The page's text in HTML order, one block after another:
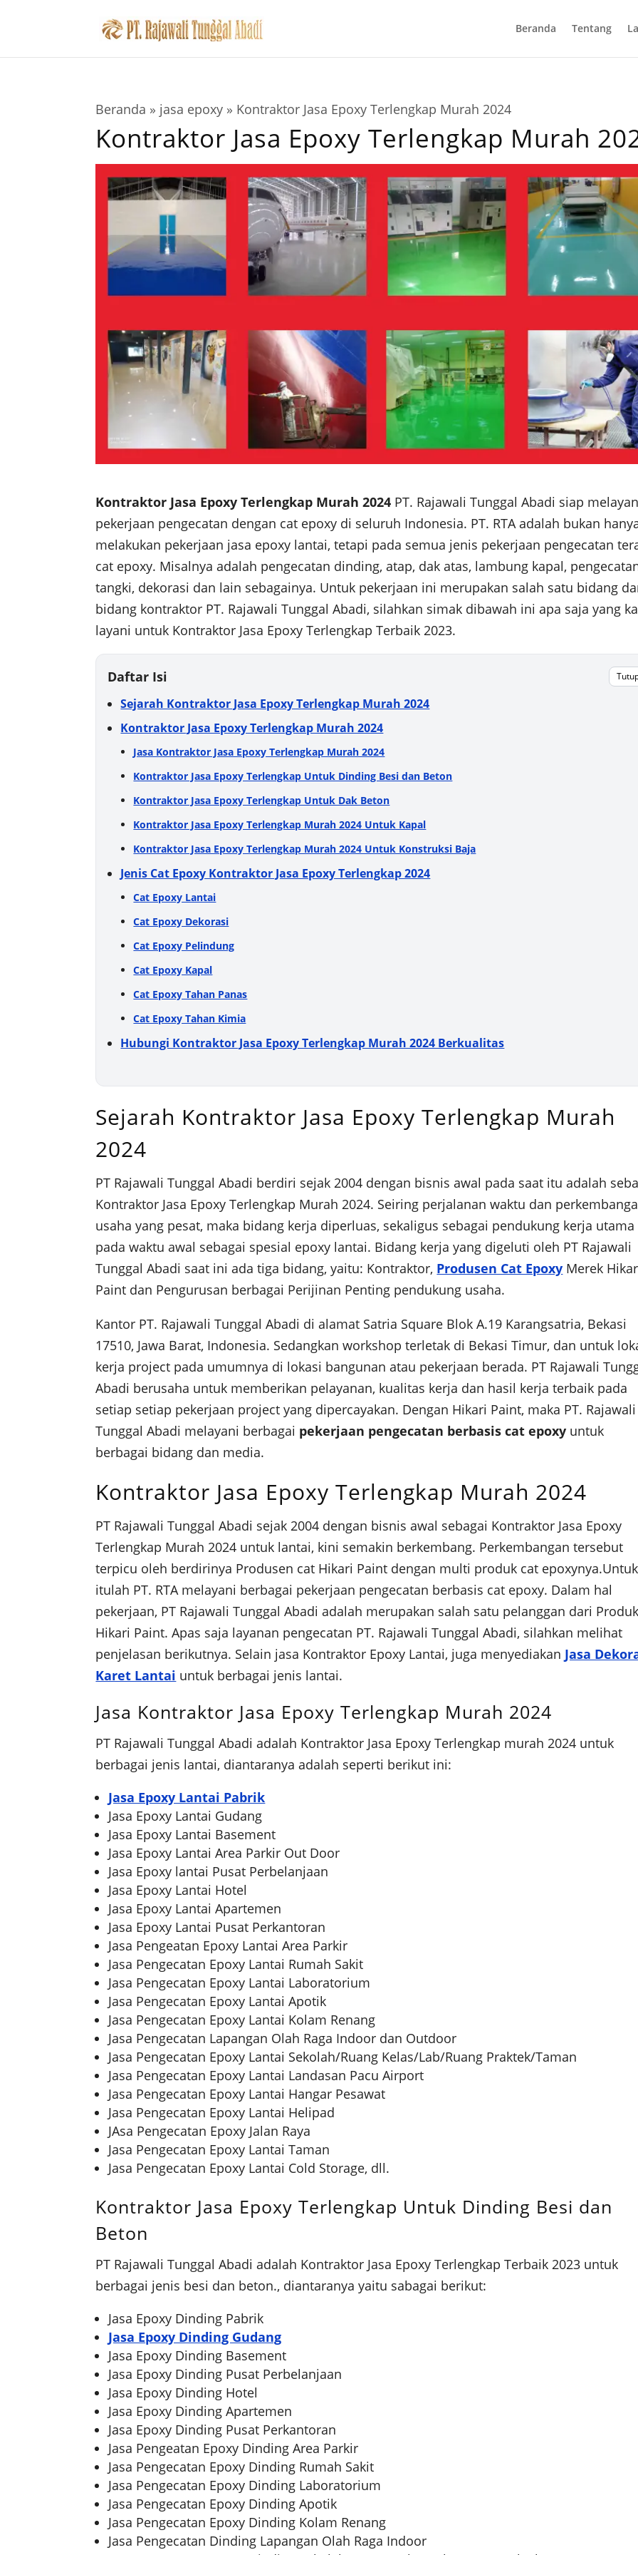
Beranda Tentang
Beranda » jasa epoxy » Kontraktor Jasa Epoxy Terlengkap Murah 2024
Kontraktor Jasa Epoxy Terlengkap Murah
Kontraktor Jasa Epoxy Terlengkap Murah 2024 PT. Rajawali Tunggal Abadi siap
pekerjaan pengecatan dengan cat epoxy di seluruh Indonesia. PT. RTA adalah bukan
melakukan pekerjaan jasa epoxy lantai, tetapi pada semua jenis pekerjaan pengecatan
cat epoxy. Misalnya adalah pengecatan dinding, atap, dak atas, lambung kapal,
tangki, dekorasi dan lain sebagainya. Untuk pekerjaan ini merupakan salah satu bidang
bidang kontraktor PT. Rajawali Tunggal Abadi, silahkan simak dibawah ini apa saja yang
layani untuk Kontraktor Jasa Epoxy Terlengkap Terbaik 2023.
Daftar Isi
Sejarah Kontraktor Jasa Epoxy Terlengkap Murah 2024
Kontraktor Jasa Epoxy Terlengkap Murah 2024
Jasa Kontraktor Jasa Epoxy Terlengkap Murah 2024
Kontraktor Jasa Epoxy Terlengkap Untuk Dinding Besi dan Beton
Kontraktor Jasa Epoxy Terlengkap Untuk Dak Beton
Kontraktor Jasa Epoxy Terlengkap Murah 2024 Untuk Kapal
Kontraktor Jasa Epoxy Terlengkap Murah 2024 Untuk Konstruksi Baja
Jenis Cat Epoxy Kontraktor Jasa Epoxy Terlengkap 2024
Cat Epoxy Lantai
Cat Epoxy Dekorasi
Cat Epoxy Pelindung
Cat Epoxy Kapal
Cat Epoxy Tahan Panas
Cat Epoxy Tahan Kimia
Hubungi Kontraktor Jasa Epoxy Terlengkap Murah 2024 Berkualitas
Sejarah Kontraktor Jasa Epoxy Terlengkap Murah
2024
PT Rajawali Tunggal Abadi berdiri sejak 2004 dengan bisnis awal pada saat itu adalah
Kontraktor Jasa Epoxy Terlengkap Murah 2024. Seiring perjalanan waktu dan
usaha yang pesat, maka bidang kerja diperluas, sekaligus sebagai pendukung kerja utama
pada waktu awal sebagai spesial epoxy lantai. Bidang kerja yang digeluti oleh PT Rajawali
Tunggal Abadi saat ini ada tiga bidang, yaitu: Kontraktor, Produsen Cat Epoxy Merek
Paint dan Pengurusan berbagai Perijinan Penting pendukung usaha.
Kantor PT. Rajawali Tunggal Abadi di alamat Satria Square Blok A.19 Karangsatria, Bekasi
17510, Jawa Barat, Indonesia. Sedangkan workshop terletak di Bekasi Timur, dan untuk
kerja project pada umumnya di lokasi bangunan atau pekerjaan berada. PT Rajawali
Abadi berusaha untuk memberikan pelayanan, kualitas kerja dan hasil kerja terbaik pada
setiap setiap pekerjaan project yang dipercayakan. Dengan Hikari Paint, maka PT. Rajawali
Tunggal Abadi melayani berbagai pekerjaan pengecatan berbasis cat epoxy untuk
berbagai bidang dan media.
Kontraktor Jasa Epoxy Terlengkap Murah 2024
PT Rajawali Tunggal Abadi sejak 2004 dengan bisnis awal sebagai Kontraktor Jasa Epoxy
Terlengkap Murah 2024 untuk lantai, kini semakin berkembang. Perkembangan tersebut
terpicu oleh berdirinya Produsen cat Hikari Paint dengan multi produk cat epoxynya.Untuk
itulah PT. RTA melayani berbagai pekerjaan pengecatan berbasis cat epoxy. Dalam hal
pekerjaan, PT Rajawali Tunggal Abadi adalah merupakan salah satu pelanggan dari Produk
Hikari Paint. Apas saja layanan pengecatan PT. Rajawali Tunggal Abadi, silahkan melihat
penjelasan berikutnya. Selain jasa Kontraktor Epoxy Lantai, juga menyediakan Jasa
Karet Lantai untuk berbagai jenis lantai.
Jasa Kontraktor Jasa Epoxy Terlengkap Murah 2024
PT Rajawali Tunggal Abadi adalah Kontraktor Jasa Epoxy Terlengkap murah 2024 untuk
berbagai jenis lantai, diantaranya adalah seperti berikut ini:
Jasa Epoxy Lantai Pabrik
Jasa Epoxy Lantai Gudang
Jasa Epoxy Lantai Basement
Jasa Epoxy Lantai Area Parkir Out Door
Jasa Epoxy lantai Pusat Perbelanjaan
Jasa Epoxy Lantai Hotel
Jasa Epoxy Lantai Apartemen
Jasa Epoxy Lantai Pusat Perkantoran
Jasa Pengeatan Epoxy Lantai Area Parkir
Jasa Pengecatan Epoxy Lantai Rumah Sakit
Jasa Pengecatan Epoxy Lantai Laboratorium
Jasa Pengecatan Epoxy Lantai Apotik
Jasa Pengecatan Epoxy Lantai Kolam Renang
Jasa Pengecatan Lapangan Olah Raga Indoor dan Outdoor
Jasa Pengecatan Epoxy Lantai Sekolah/Ruang Kelas/Lab/Ruang Praktek/Taman
Jasa Pengecatan Epoxy Lantai Landasan Pacu Airport
Jasa Pengecatan Epoxy Lantai Hangar Pesawat
Jasa Pengecatan Epoxy Lantai Helipad
JAsa Pengecatan Epoxy Jalan Raya
Jasa Pengecatan Epoxy Lantai Taman
Jasa Pengecatan Epoxy Lantai Cold Storage, dll.
Kontraktor Jasa Epoxy Terlengkap Untuk Dinding Besi dan
Beton
PT Rajawali Tunggal Abadi adalah Kontraktor Jasa Epoxy Terlengkap Terbaik 2023 untuk
berbagai jenis besi dan beton., diantaranya yaitu sabagai berikut:
Jasa Epoxy Dinding Pabrik
Jasa Epoxy Dinding Gudang
Jasa Epoxy Dinding Basement
Jasa Epoxy Dinding Pusat Perbelanjaan
Jasa Epoxy Dinding Hotel
Jasa Epoxy Dinding Apartemen
Jasa Epoxy Dinding Pusat Perkantoran
Jasa Pengeatan Epoxy Dinding Area Parkir
Jasa Pengecatan Epoxy Dinding Rumah Sakit
Jasa Pengecatan Epoxy Dinding Laboratorium
Jasa Pengecatan Epoxy Dinding Apotik
Jasa Pengecatan Epoxy Dinding Kolam Renang
Jasa Pengecatan Dinding Lapangan Olah Raga Indoor